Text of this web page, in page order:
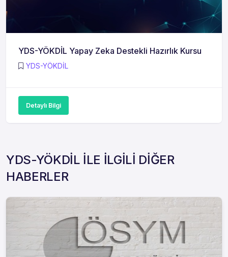
YDS-YÖKDİL Yapay Zeka Destekli Hazırlık Kursu
YDS-YÖKDİL
Detaylı Bilgi
YDS-YÖKDİL İLE İLGİLİ DİĞER
HABERLER